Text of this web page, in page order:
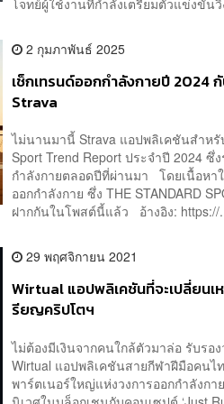
2 กุมภาพันธ์ 2025
เช็กเทรนด์ออกกำลังกายปี 2024
Strava
ไม่นานมานี้ Strava แอปพลิเคชันสำหรั
Sport Trend Report ประจำปี 2024
กำลังกายตลอดปีที่ผ่านมา โดยเนื้อหา
ออกกำลังกาย ซึ่ง THE STANDARD
ฝากกันในโพสต์นี้แล้ว อ้างอิง: https://
29 พฤศจิกายน 2021
Wirtual แอปพลิเคชันที่จะเปลี่ยนเ
รียญคริปโตฯ
ไม่ต้องมีเงินจากคนใกล้ตัวมาล่อ รับรอ
Wirtual แอปพลิเคชันสายกีฬาฝีมือคนไ
พาร์ตเนอร์ใหญ่แห่งวงการออกกำลังก